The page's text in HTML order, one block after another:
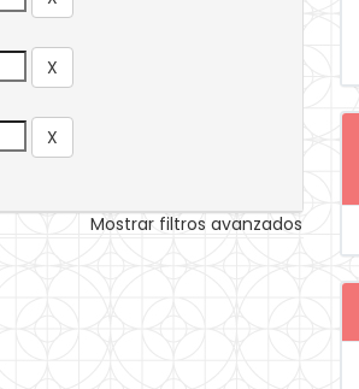
Mostrar filtros avanzados